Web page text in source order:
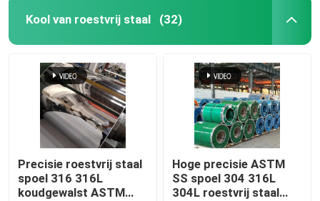
Kool van roestvrij staal (32)
Precisie roestvrij staal
spoel 316 316L
koudgewalst ASTM
Hoge precisie ASTM
SS spoel 304 316L
304L roestvrij staal